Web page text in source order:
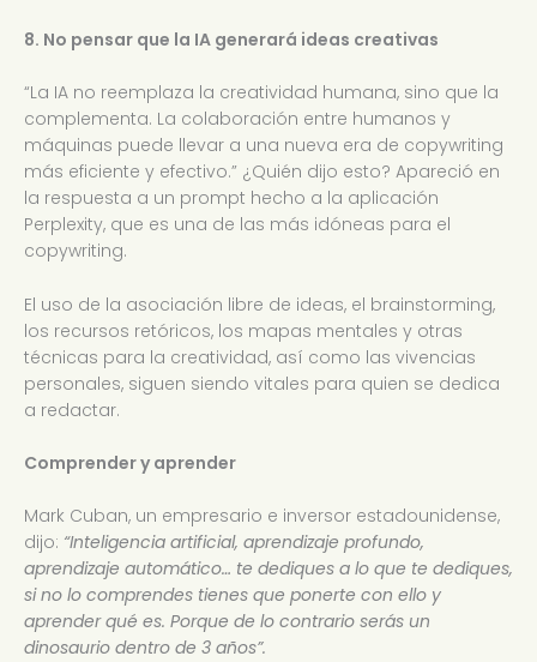
8. No pensar que la IA generará ideas creativas
“La IA no reemplaza la creatividad humana, sino que la
complementa. La colaboración entre humanos y
máquinas puede llevar a una nueva era de copywriting
más eficiente y efectivo.” ¿Quién dijo esto? Apareció en
la respuesta a un prompt hecho a la aplicación
Perplexity, que es una de las más idóneas para el
copywriting.
El uso de la asociación libre de ideas, el brainstorming,
los recursos retóricos, los mapas mentales y otras
técnicas para la creatividad, así como las vivencias
personales, siguen siendo vitales para quien se dedica
a redactar.
Comprender y aprender
Mark Cuban, un empresario e inversor estadounidense,
dijo: “Inteligencia artificial, aprendizaje profundo,
aprendizaje automático… te dediques a lo que te dediques,
si no lo comprendes tienes que ponerte con ello y
aprender qué es. Porque de lo contrario serás un
dinosaurio dentro de 3 años”.